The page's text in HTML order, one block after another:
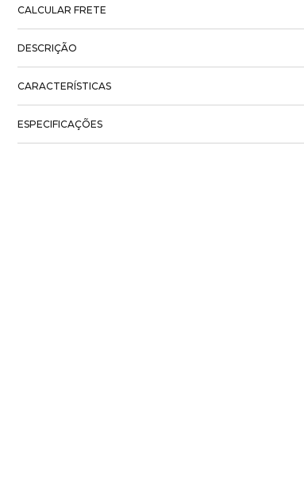
CALCULAR FRETE
DESCRIÇÃO
CARACTERÍSTICAS
ESPECIFICAÇÕES